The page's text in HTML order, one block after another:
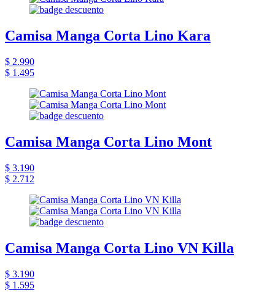
Camisa Manga Corta Lino Kara
$ 2.990
$ 1.495
Camisa Manga Corta Lino Mont
$ 3.190
$ 2.712
Camisa Manga Corta Lino VN Killa
$ 3.190
$ 1.595